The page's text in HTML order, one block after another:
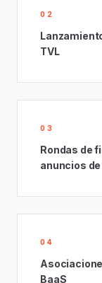
02
TVL
03
Rondas de
anuncios
04
BaaS